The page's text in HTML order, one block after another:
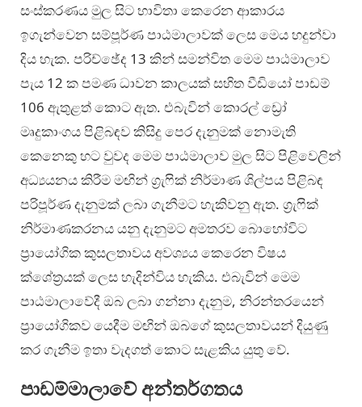
සංස්කරණය මුල සිට භාවිතා කෙරෙන ආකාරය
ඉගැන්වෙන සම්පූර්ණ පාඨමාලාවක් ලෙස මෙය හදුන්වා
දිය හැක. පරිච්ඡේද 13 කින් සමන්විත මෙම පාඨමාලාව
පැය 12 ක පමණ ධාවන කාලයක් සහිත වීඩියෝ පාඩම්
106 ඇතුළත් කොට ඇත. එබැවින් කොරල් ඩ්‍රෝ
මෘදුකාංගය පිළිබඳව කිසිදු පෙර දැනුමක් නොමැති
කෙනෙකු හට වුවද මෙම පාඨමාලාව මුල සිට පිළිවෙලින්
අධ්‍යයනය කිරීම මඟින් ග‍්‍රැෆික් නිර්මාණ ශිල්පය පිළිබඳ
පරිපූර්ණ දැනුමක් ලබා ගැනීමට හැකිවනු ඇත. ග‍්‍රැෆික්
නිර්මාණකරනය යනු දැනුමට අමතරව බොහෝවිට
ප‍්‍රායෝගික කුසලතාවය අවශ්‍යය කෙරෙන විෂය
ක්ශේත‍්‍රයක් ලෙස හැදින්විය හැකිය. එබැවින් මෙම
පාඨමාලාවේදී ඔබ ලබා ගන්නා දැනුම, නිරන්තරයෙන්
ප‍්‍රායෝගිකව යෙදීම මඟින් ඔබගේ කුසලතාවයන් දියුණු
කර ගැනීම ඉතා වැදගත් කොට සැළකිය යුතු වේ.
පාඩම්මාලාවේ අන්තර්ගතය